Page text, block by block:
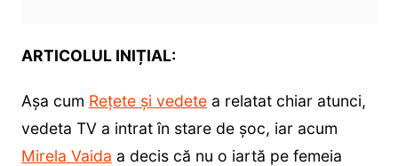
ARTICOLUL INIȚIAL:
Așa cum Rețete și vedetea relatat chiar atunci,
vedeta TV a intrat în stare de șoc, iar acum
Mirela Vaida a decis că nu o iartă pe femeia